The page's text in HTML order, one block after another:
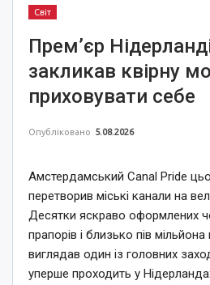
Світ
Прем’єр
закликав квірну
приховувати себе
Опубліковано 5.08.2026
Амстердамський Canal Pride
перетворив міські канали на
Десятки яскраво оформлених
прапорів і близько пів
виглядав один із головних
уперше проходить у